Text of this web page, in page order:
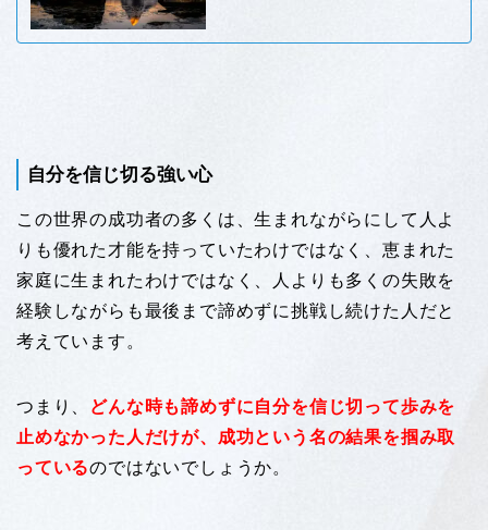
自分を信じ切る強い心
この世界の成功者の多くは、生まれながらにして人よ
りも優れた才能を持っていたわけではなく、恵まれた
家庭に生まれたわけではなく、人よりも多くの失敗を
経験しながらも最後まで諦めずに挑戦し続けた人だと
考えています。
つまり、
どんな時も諦めずに自分を信じ切って歩みを
止めなかった人だけが、成功という名の結果を掴み取
っているのではないでしょうか。